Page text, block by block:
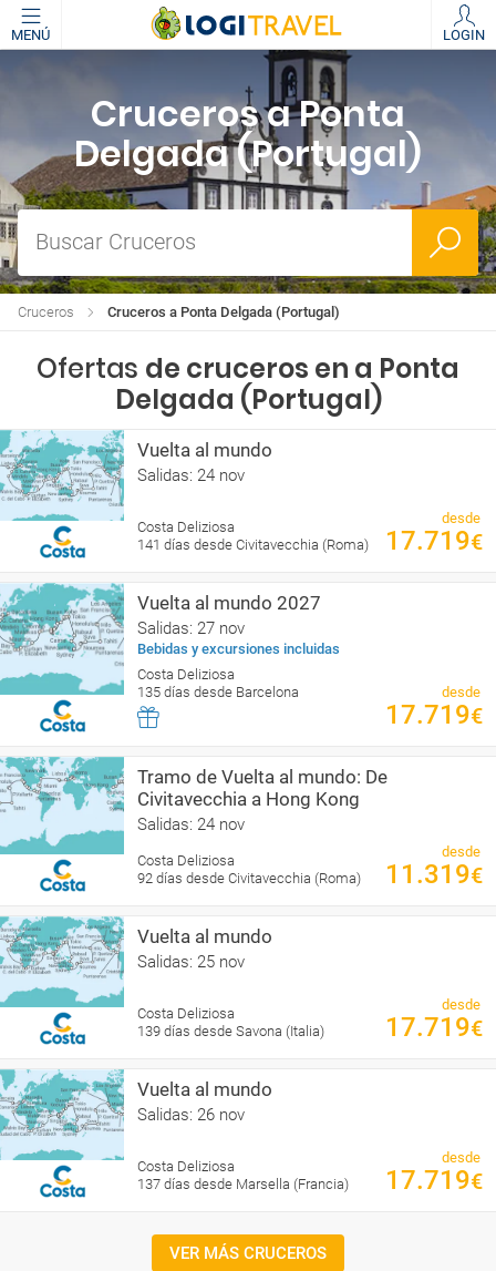
MENÚ LOGIN
Cruceros a Ponta
Delgada (Portugal)
Buscar Cruceros
Cruceros a Ponta Delgada (Portugal)
Cruceros
Ofertas de cruceros en a Ponta
Delgada (Portugal)
Vuelta al mundo
Salidas: 24 nov
Costa Deliziosa
141 días desde Civitavecchia (Roma)
desde
17.719€
Vuelta al mundo 2027
Salidas: 27 nov
Bebidas y excursiones incluidas
Costa Deliziosa
135 días desde Barcelona
desde
17.719€
Tramo de Vuelta al mundo: De
Civitavecchia a Hong Kong
Salidas: 24 nov
Costa Deliziosa
92 días desde Civitavecchia (Roma)
desde
11.319€
Vuelta al mundo
Salidas: 25 nov
Costa Deliziosa
139 días desde Savona (Italia)
desde
17.719€
Vuelta al mundo
Salidas: 26 nov
Costa Deliziosa
137 días desde Marsella (Francia)
desde
17.719€
VER MÁS CRUCEROS